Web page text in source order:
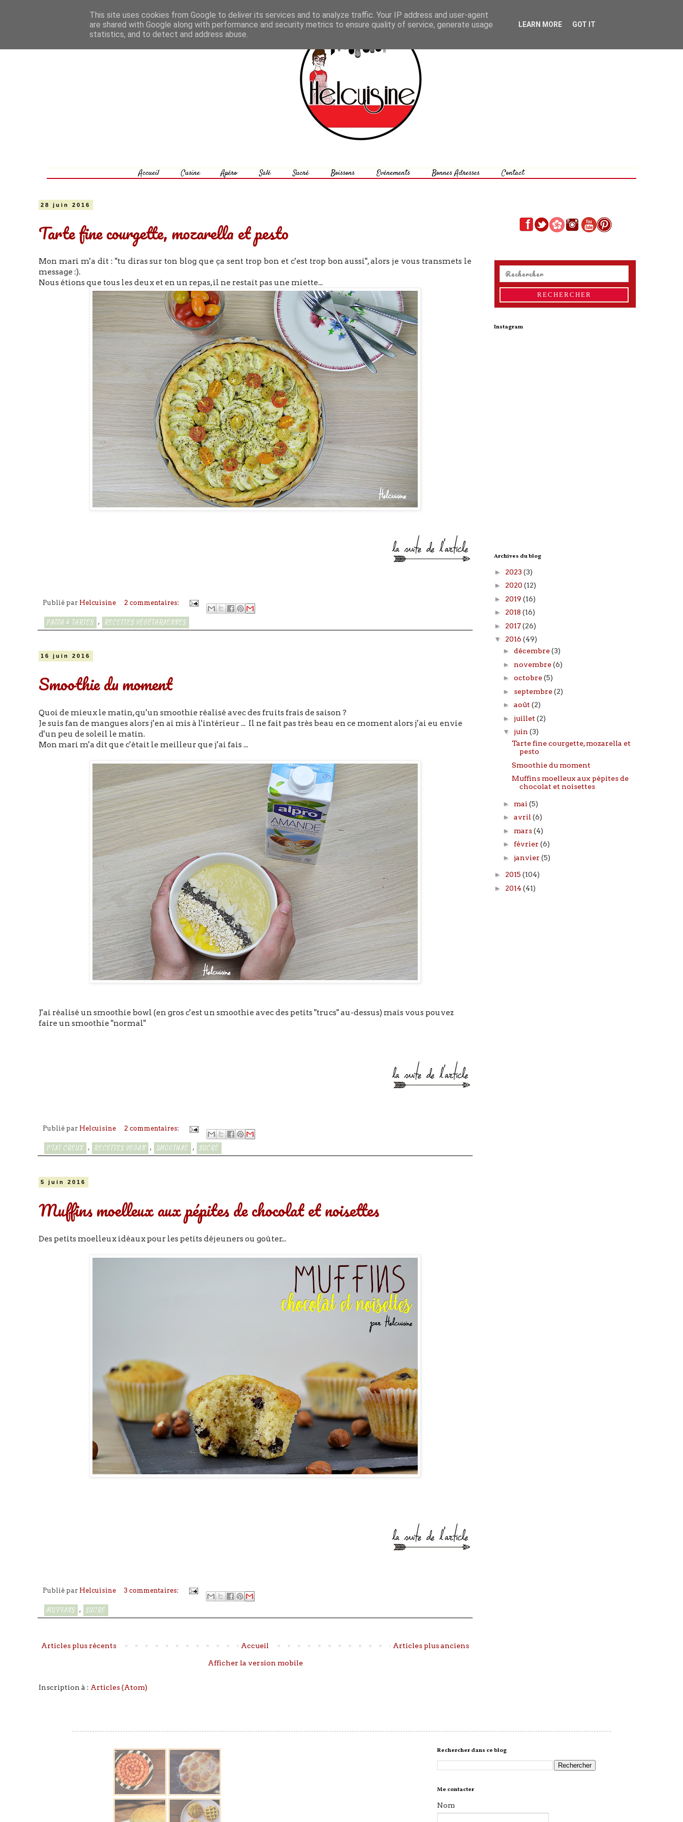
Accueil Cusine Apéro Salé Sucré Boissons Evénements Bonnes Adresses Contact
28 juin 2016
Tarte fine courgette, mozarella et pesto
Mon mari m'a dit : "tu diras sur ton blog que ça sent trop bon et c'est trop bon aussi", alors je vous transmets le
message :).
Nous étions que tous les deux et en un repas, il ne restait pas une miette...
Publié par Helcuisine 2 commentaires:
PIZZA & TARTES , RECETTES VÉGÉTARIENNES
16 juin 2016
Smoothie du moment
Quoi de mieux le matin, qu'un smoothie réalisé avec des fruits frais de saison ?
Je suis fan de mangues alors j'en ai mis à l'intérieur ... Il ne fait pas très beau en ce moment alors j'ai eu envie
d'un peu de soleil le matin.
Mon mari m'a dit que c'était le meilleur que j'ai fais ...
J'ai réalisé un smoothie bowl (en gros c'est un smoothie avec des petits "trucs" au-dessus) mais vous pouvez
faire un smoothie "normal"
Publié par Helcuisine 2 commentaires:
P'TIT CREUX , RECETTES VEGAN , SMOOTHIE , SUCRÉ
5 juin 2016
Muffins moelleux aux pépites de chocolat et noisettes
Des petits moelleux idéaux pour les petits déjeuners ou goûter...
Publié par Helcuisine 3 commentaires:
MUFFINS , SUCRÉ
Articles plus récents Articles plus anciens
Accueil
Afficher la version mobile
Inscription à : Articles (Atom)
Instagram
Archives du blog
► 2023 (3)
► 2020 (12)
► 2019 (16)
► 2018 (16)
► 2017(26)
▼ 2016 (49)
► décembre(3)
► novembre(6)
► octobre(5)
► septembre(2)
► août (2)
► juillet (2)
▼ juin (3)
Tarte fine courgette, mozarella et
pesto
Smoothie du moment
Muffins moelleux aux pépites de
chocolat et noisettes
► mai (5)
► avril (6)
► mars(4)
► février (6)
► janvier (5)
► 2015 (104)
► 2014 (41)
Rechercher dans ce blog
Me contacter
Nom
This site uses cookies from Google to deliver its services and to analyze traffic. Your IP address and user-agent
are shared with Google along with performance and security metrics to ensure quality of service, generate usage
statistics, and to detect and address abuse.
LEARN MORE GOT IT